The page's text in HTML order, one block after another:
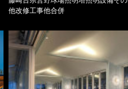
他改修工事他合併